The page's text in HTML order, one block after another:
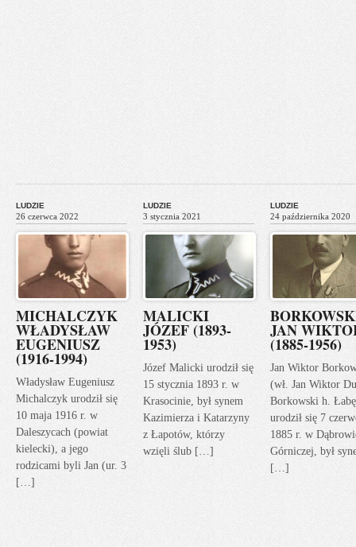
LUDZIE
26 czerwca 2022
MICHALCZYK
WŁADYSŁAW
EUGENIUSZ
(1916-1994)
Władysław Eugeniusz
Michalczyk urodził się
10 maja 1916 r. w
Daleszycach (powiat
kielecki), a jego
rodzicami byli Jan (ur. 3
[…]
LUDZIE
3 stycznia 2021
MALICKI
JÓZEF (1893-
1953)
Józef Malicki urodził się
15 stycznia 1893 r. w
Krasocinie, był synem
Kazimierza i Katarzyny
z Łapotów, którzy
wzięli ślub […]
LUDZIE
24 października 2020
JAN
(1885-1956)
Jan Wiktor
(wł. Jan Wiktor
Borkowski h.
urodził się 7
1885 r. w
Górniczej, był
[…]